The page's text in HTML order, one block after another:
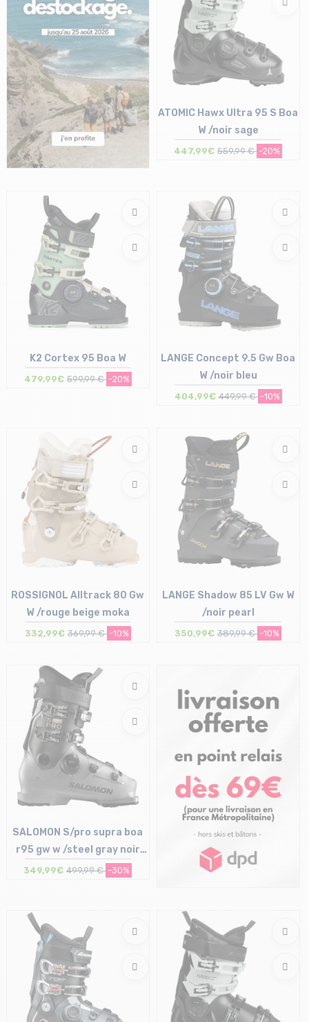
ATOMIC Hawx Ultra 95 S Boa
W /noir sage
447,99€ 559,99 € -20%
23/23.5 cm | 24/24.5 cm
K2 Cortex 95 Boa W
479,99€ 599,99 € -20%
22/22.5 cm | 25/25.5 cm
LANGE Concept 9.5 Gw Boa
W /noir bleu
404,99€ 449,99 € -10%
25/25.5 cm
ROSSIGNOL Alltrack 80 Gw
W /rouge beige moka
332,99€ 369,99 € -10%
LANGE Shadow 85 LV Gw W
/noir pearl
350,99€ 389,99 € -10%
SALOMON S/pro supra boa
r95 gw w /steel gray noir
clair bronze met
349,99€ 499,99 € -30%